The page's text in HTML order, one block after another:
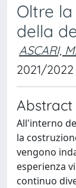
Oltre
della
ASCARI,
2021/2022
Abstract
All'interno
la
vengono
esperienza
continuo